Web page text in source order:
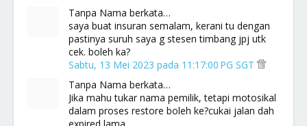
Tanpa Nama berkata…
saya buat insuran semalam, kerani tu dengan
pastinya suruh saya g stesen timbang jpj utk
cek. boleh ka?
Sabtu, 13 Mei 2023 pada 11:17:00 PG SGT
Tanpa Nama berkata…
Jika mahu tukar nama pemilik, tetapi motosikal
dalam proses restore boleh ke?cukai jalan dah